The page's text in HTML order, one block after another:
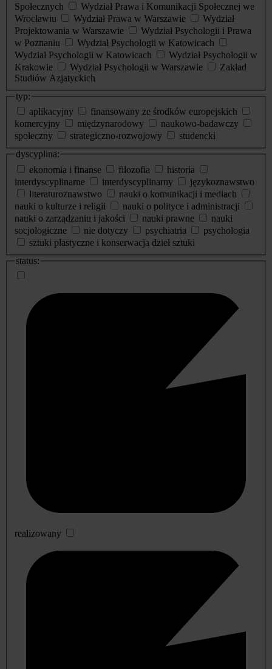
Społecznych
Wydział Prawa i Komunikacji Społecznej we
Wrocławiu
Wydział Prawa w Warszawie
Wydział
Projektowania w Warszawie
Wydział Psychologii i Prawa
w Poznaniu
Wydział Psychologii w Katowicach
Wydział Psychologii w Katowicach
Wydział Psychologii w
Krakowie
Wydział Psychologii w Warszawie
Zakład
Studiów Azjatyckich
typ:
aplikacyjny
finansowany ze środków europejskich
komercyjny
międzynarodowy
naukowo-badawczy
społeczny
strategiczno-rozwojowy
studencki
dyscyplina:
ekonomia i finanse
filozofia
historia
interdyscyplinarne
interdyscyplinarny
językoznawstwo
literaturoznawstwo
nauki o komunikacji i mediach
nauki o kulturze i religii
nauki o polityce i administracji
nauki o zarządzaniu i jakości
nauki prawne
nauki
socjologiczne
nie dotyczy psychiatria
psychologia
sztuki plastyczne i konserwacja dzieł sztuki
status:
realizowany